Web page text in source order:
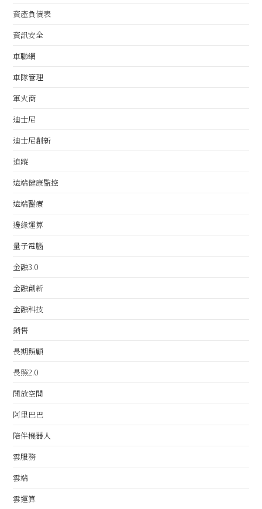
資產負債表
資訊安全
車聯網
車隊管理
軍火商
迪士尼
迪士尼創新
追蹤
遠端健康監控
遠端醫療
邊緣運算
量子電腦
金融3.0
金融創新
金融科技
銷售
長期照顧
長照2.0
開放空間
阿里巴巴
陪伴機器人
雲服務
雲端
雲運算